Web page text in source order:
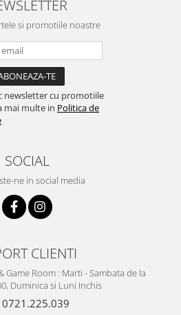
si promotiile noastre
newsletter cu promotiile
mai multe in Politica de
SOCIAL
ne in social media
CLIENTI
Game Room : Marti - Sambata de la
Duminica si Luni Inchis
0721.225.039